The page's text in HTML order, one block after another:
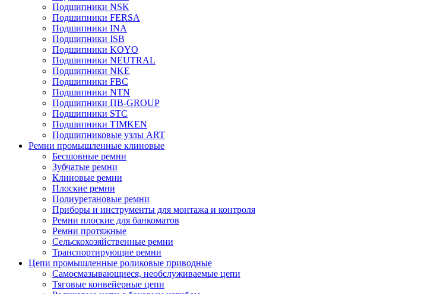
Подшипники NSK
Подшипники FERSA
Подшипники INA
Подшипники ISB
Подшипники KOYO
Подшипники NEUTRAL
Подшипники NKE
Подшипники FBC
Подшипники NTN
Подшипники ПВ-GROUP
Подшипники STC
Подшипники TIMKEN
Подшипниковые узлы ART
Ремни промышленные клиновые
Бесшовные ремни
Зубчатые ремни
Клиновые ремни
Плоские ремни
Полиуретановые ремни
Приборы и инструменты для монтажа и контроля
Ремни плоские для банкоматов
Ремни протяжные
Сельскохозяйственные ремни
Транспортирующие ремни
Цепи промышленные роликовые приводные
Самосмазывающиеся, необслуживаемые цепи
Тяговые конвейерные цепи